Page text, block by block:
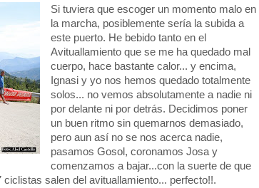
Si tuviera que escoger un momento malo en
la marcha, posiblemente sería la subida a
este puerto. He bebido tanto en el
Avituallamiento que se me ha quedado mal
cuerpo, hace bastante calor... y encima,
Ignasi y yo nos hemos quedado totalmente
solos... no vemos absolutamente a nadie ni
por delante ni por detrás. Decidimos poner
un buen ritmo sin quemarnos demasiado,
pero aun así no se nos acerca nadie,
pasamos Gosol, coronamos Josa y
comenzamos a bajar...con la suerte de que
salen del avituallamiento... perfecto!!.